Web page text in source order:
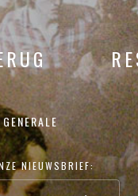
NIEUWSBRIEF: